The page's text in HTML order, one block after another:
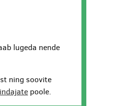
lugeda nende
ning soovite
poole.